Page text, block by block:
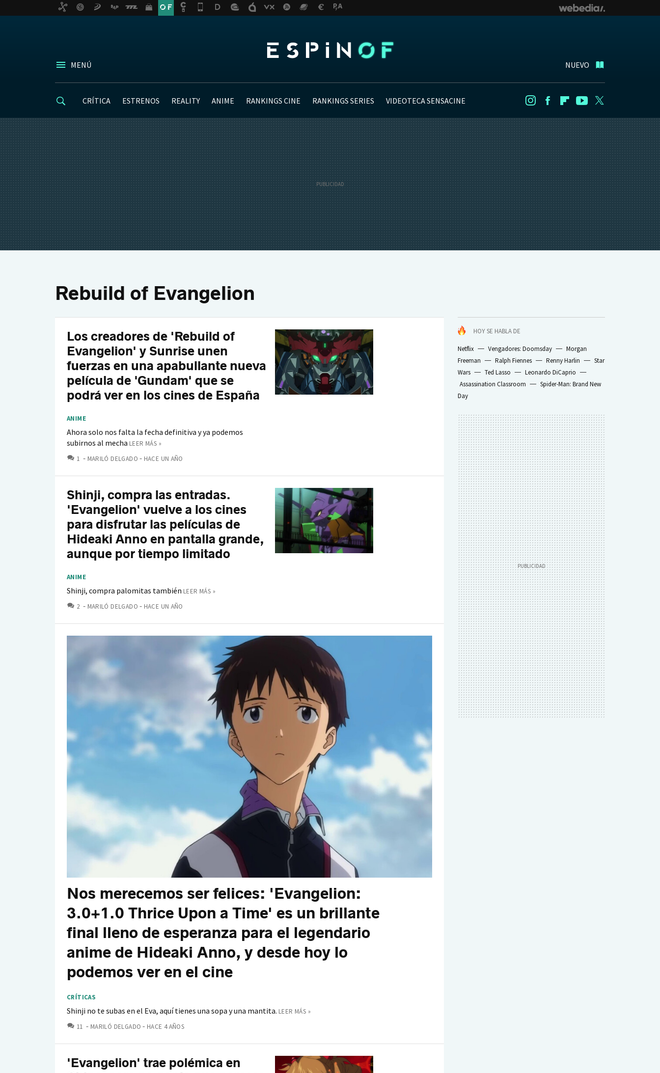
MENÚ NUEVO
CRÍTICA ESTRENOS REALITY ANIME RANKINGS CINE RANKINGS SERIES VIDEOTECA SENSACINE InstagramFacebookFlipboard
Youtube
Rebuild of Evangelion
HOY SE HABLA DE
Netflix Vengadores: Doomsday
Morgan
Freeman
Ralph Fiennes Renny Harlin
Star
Wars
Ted Lasso
Leonardo DiCaprio
Assassination Classroom
Spider-Man: Brand New
Day
Los creadores de 'Rebuild of
Evangelion' y Sunrise unen
fuerzas en una apabullante nueva
película de 'Gundam' que se
podrá ver en los cines de España
ANIME
Ahora solo nos falta la fecha definitiva y ya podemos
subirnos al mecha LEER MÁS »
1 COMENTARIOS
MARILÓ DELGADO HACE UN AÑO
Shinji, compra las entradas.
'Evangelion' vuelve a los cines
para disfrutar las películas de
Hideaki Anno en pantalla grande,
aunque por tiempo limitado
ANIME
Shinji, compra palomitas también LEER MÁS »
2 COMENTARIOS
MARILÓ DELGADO HACE UN AÑO
Nos merecemos ser felices: 'Evangelion:
3.0+1.0 Thrice Upon a Time' es un brillante
final lleno de esperanza para el legendario
anime de Hideaki Anno, y desde hoy lo
podemos ver en el cine
CRÍTICAS
Shinji no te subas en el Eva, aquí tienes una sopa y una mantita. LEER MÁS »
11 COMENTARIOS
MARILÓ DELGADO HACE 4 AÑOS
'Evangelion' trae polémica en